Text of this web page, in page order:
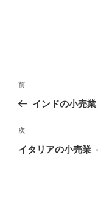
投
ビ
ゲ
過
去
投
稿
前
インドの小売業
次
の
次
イタリアの小売業